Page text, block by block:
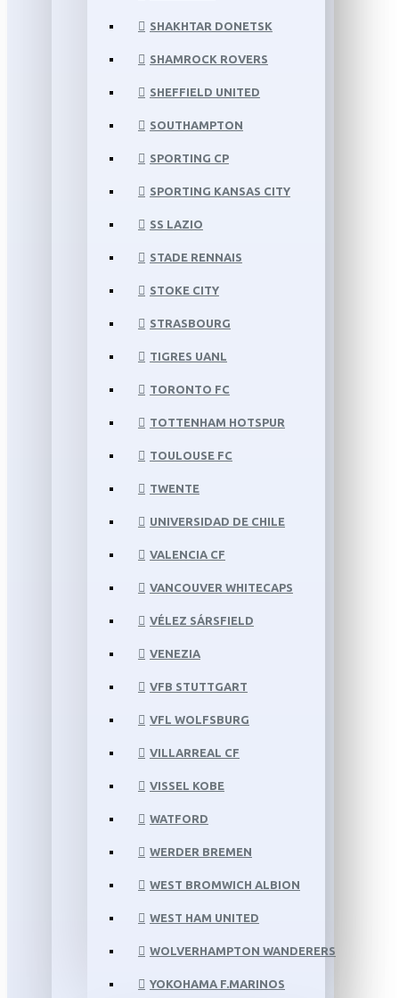
SHAKHTAR DONETSK
SHAMROCK ROVERS
SHEFFIELD UNITED
SOUTHAMPTON
SPORTING CP
SPORTING KANSAS CITY
SS LAZIO
STADE RENNAIS
STOKE CITY
STRASBOURG
TIGRES UANL
TORONTO FC
TOTTENHAM HOTSPUR
TOULOUSE FC
TWENTE
UNIVERSIDAD DE CHILE
VALENCIA CF
VANCOUVER WHITECAPS
VÉLEZ SÁRSFIELD
VENEZIA
VFB STUTTGART
VFL WOLFSBURG
VILLARREAL CF
VISSEL KOBE
WATFORD
WERDER BREMEN
WEST BROMWICH ALBION
WEST HAM UNITED
WOLVERHAMPTON WANDERERS
YOKOHAMA F.MARINOS